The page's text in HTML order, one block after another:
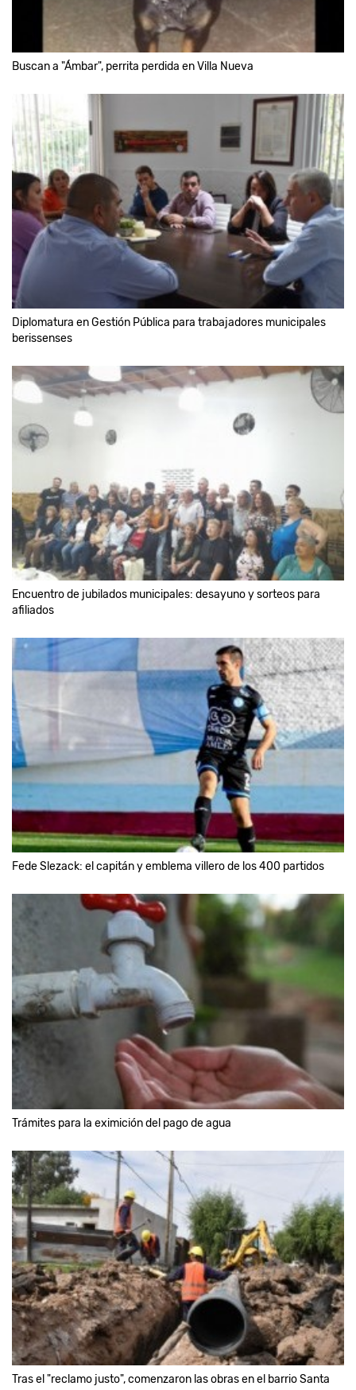
Buscan a "Ámbar", perrita perdida en Villa Nueva
Diplomatura en Gestión Pública para trabajadores municipales
berissenses
Encuentro de jubilados municipales: desayuno y sorteos para
afiliados
Fede Slezack: el capitán y emblema villero de los 400 partidos
Trámites para la eximición del pago de agua
Tras el "reclamo justo", comenzaron las obras en el barrio Santa